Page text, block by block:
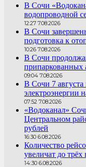
В Сочи
водопроводной
12:27 7.08.2026
В Сочи
подготовка к
10:26 7.08.2026
В Сочи
припаркованных
09:04 7.08.2026
В Сочи 7
электроэнергии
07:52 7.08.2026
«Водоканал»
Центральном
рублей
16:30 6.08.2026
Количество
увеличат до
14:30 6.08.2026